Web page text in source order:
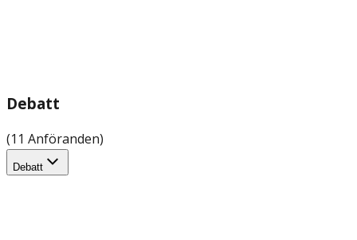
Debatt
(11 Anföranden)
Debatt